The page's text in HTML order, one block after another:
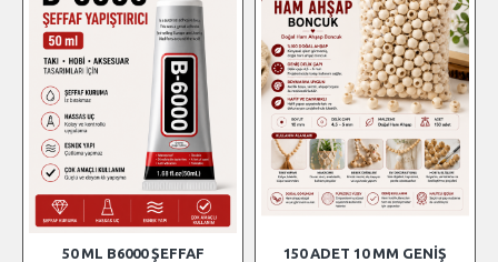
50 ML B6000 ŞEFFAF
150 ADET 10 MM GENIŞ